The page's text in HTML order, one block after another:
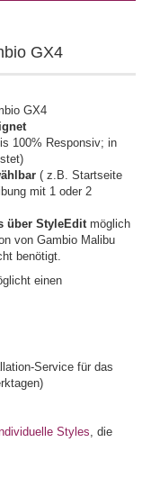
GX4
GX4
100% Responsiv; in
( z.B. Startseite
mit 1 oder 2
über StyleEditmöglich
von Gambio Malibu
benötigt.
einen
Service für das
Styles, die